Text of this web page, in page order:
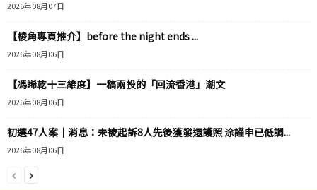
2026年08月07日
【棱角專頁推介】before the night ends ...
2026年08月06日
【馮睎乾十三維度】一稿兩投的「回流香港」潮文
2026年08月06日
初選47人案｜消息：未被起訴8人先後獲發還護照 涂謹申已低調...
2026年08月06日